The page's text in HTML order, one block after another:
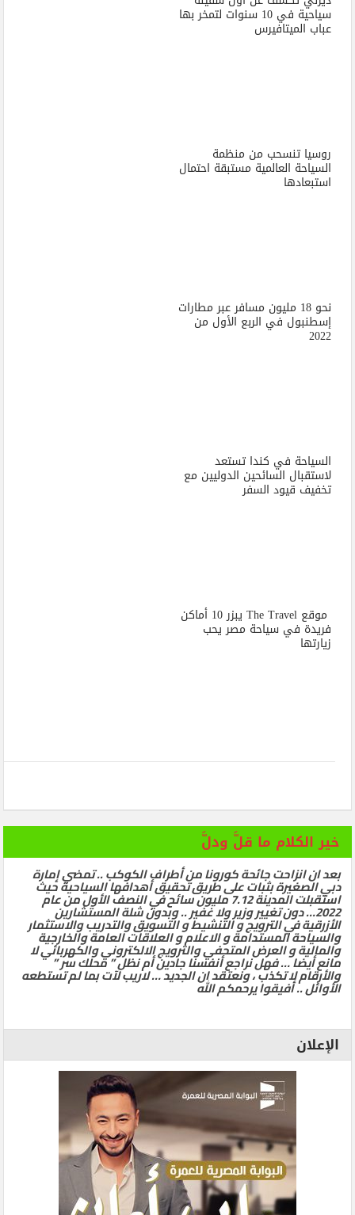
سياحية في 10 سنوات لتمخر بها
عباب الميتافيرس
روسيا تنسحب من منظمة
السياحة العالمية مستبقة احتمال
استبعادها
نحو 18 مليون مسافر عبر مطارات
إسطنبول في الربع الأول من
2022
السياحة في كندا تستعد
لاستقبال السائحين الدوليين مع
تخفيف قيود السفر
موقع The Travel يبزر 10 أماكن
فريدة في سياحة مصر يحب
زيارتها
خير الكلام ما قلَّ ودلَّ
بعد ان انزاحت جائحة كورونا من أطراف الكوكب .. تمضي إمارة
دبي الصغيرة بثبات على طريق تحقيق أهدافها السياحية حيث
استقبلت المدينة 7.12 مليون سائح في النصف الأول من عام
2022… دون تغيير وزير ولا غفير .. وبدون شلة المستشارين
الأزرقية في الترويج و التنشيط و التسويق والتدريب والاستثمار
والسياحة المستدامة و الاعلام و العلاقات العامة والخارجية
والمالية و العرض المتحفي والترويج الالكتروني والكهربائي لا
مانع أيضا … فهل نراجع أنفسنا جادين أم نظل ” محلك سر ”
والأرقام لا تكذب ، ونعتقد ان الجديد … لاريب لآت بما لم تستطعه
الأوائل .. أفيقوا يرحمكم الله
الإعلان